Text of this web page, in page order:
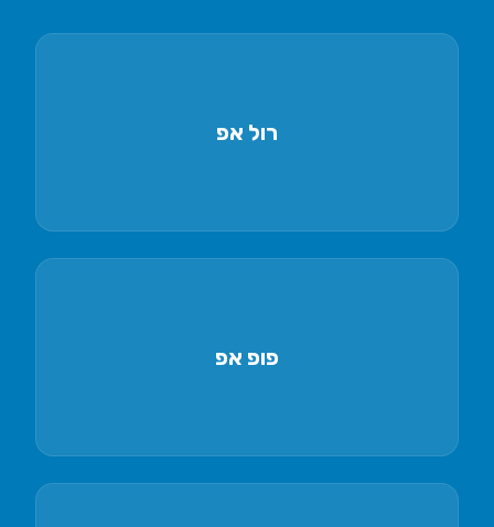
רול אפ
באנרים ניידים להצגות ואירועים
פופ אפ
מערכות תצוגה מתקפלות